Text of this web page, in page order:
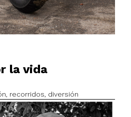
la vida
recorridos, diversión